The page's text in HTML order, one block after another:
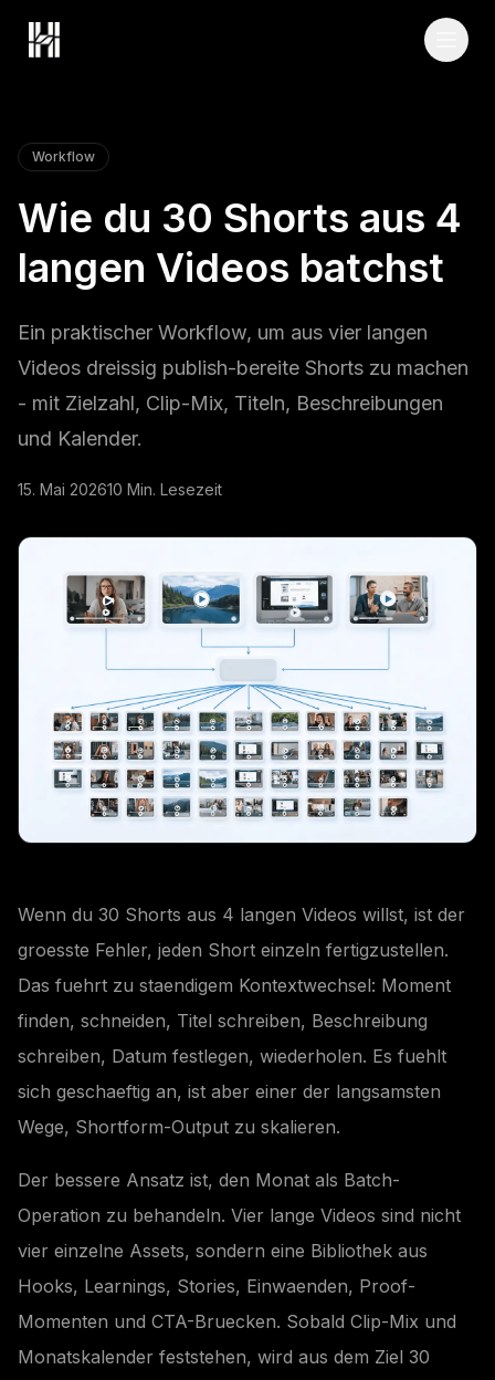
Workflow
Wie du 30 Shorts aus 4
langen Videos batchst
Ein praktischer Workflow, um aus vier langen
Videos dreissig publish-bereite Shorts zu machen
- mit Zielzahl, Clip-Mix, Titeln, Beschreibungen
und Kalender.
15. Mai 202610 Min. Lesezeit
Wenn du 30 Shorts aus 4 langen Videos willst, ist der
groesste Fehler, jeden Short einzeln fertigzustellen.
Das fuehrt zu staendigem Kontextwechsel: Moment
finden, schneiden, Titel schreiben, Beschreibung
schreiben, Datum festlegen, wiederholen. Es fuehlt
sich geschaeftig an, ist aber einer der langsamsten
Wege, Shortform-Output zu skalieren.
Der bessere Ansatz ist, den Monat als Batch-
Operation zu behandeln. Vier lange Videos sind nicht
vier einzelne Assets, sondern eine Bibliothek aus
Hooks, Learnings, Stories, Einwaenden, Proof-
Momenten und CTA-Bruecken. Sobald Clip-Mix und
Monatskalender feststehen, wird aus dem Ziel 30